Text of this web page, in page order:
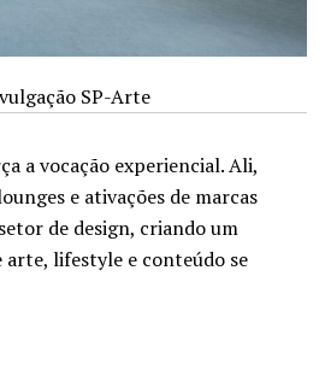
SP-Arte
a vocação experiencial. Ali,
e ativações de marcas
de design, criando um
lifestyle e conteúdo se